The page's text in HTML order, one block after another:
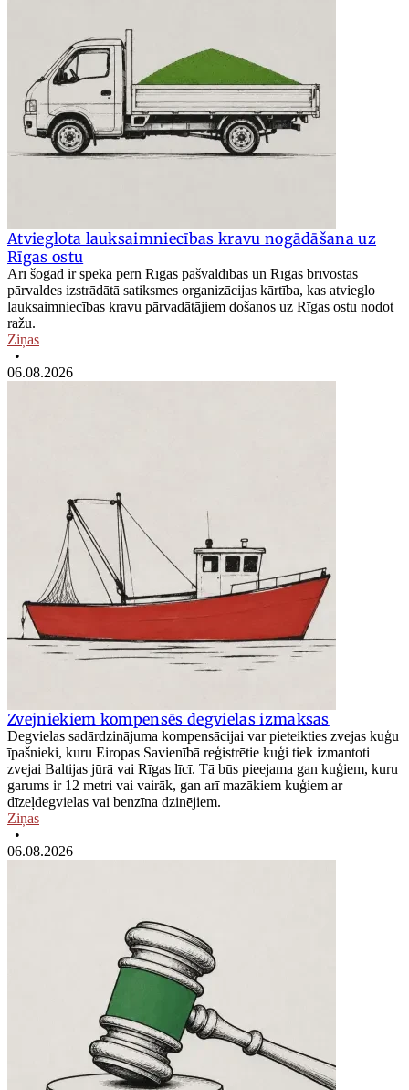
Atvieglota lauksaimniecības kravu nogādāšana uz
Rīgas ostu
Arī šogad ir spēkā pērn Rīgas pašvaldības un Rīgas brīvostas
pārvaldes izstrādātā satiksmes organizācijas kārtība, kas atvieglo
lauksaimniecības kravu pārvadātājiem došanos uz Rīgas ostu nodot
ražu.
Ziņas
•
06.08.2026
Zvejniekiem kompensēs degvielas izmaksas
Degvielas sadārdzinājuma kompensācijai var pieteikties zvejas kuģu
īpašnieki, kuru Eiropas Savienībā reģistrētie kuģi tiek izmantoti
zvejai Baltijas jūrā vai Rīgas līcī. Tā būs pieejama gan kuģiem, kuru
garums ir 12 metri vai vairāk, gan arī mazākiem kuģiem ar
dīzeļdegvielas vai benzīna dzinējiem.
Ziņas
•
06.08.2026